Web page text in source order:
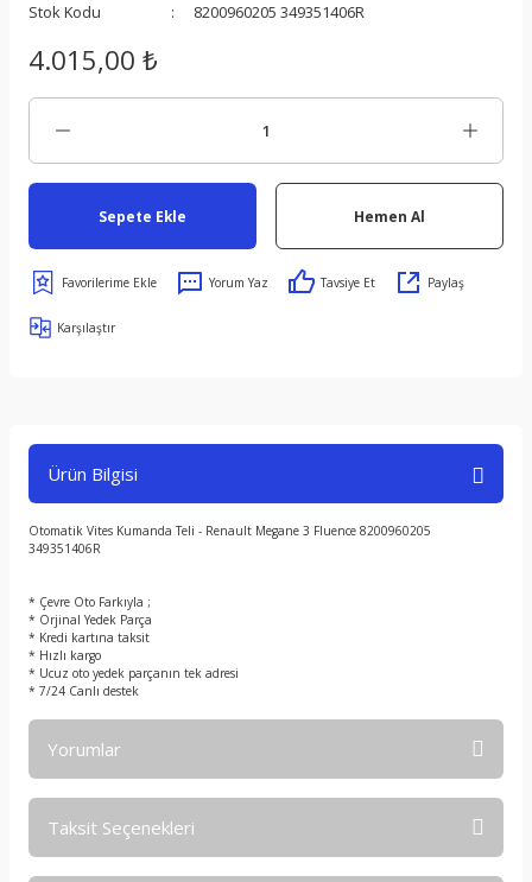
Stok Kodu
8200960205 349351406R
4.015,00 ₺
Sepete Ekle Hemen Al
Yorum Yaz Tavsiye Et Paylaş
Karşılaştır
Ürün Bilgisi
Otomatik Vites Kumanda Teli - Renault Megane 3 Fluence 8200960205
349351406R
* Çevre Oto Farkıyla ;
* Orjinal Yedek Parça
* Kredi kartına taksit
* Hızlı kargo
* Ucuz oto yedek parçanın tek adresi
* 7/24 Canlı destek
Yorumlar
Taksit Seçenekleri